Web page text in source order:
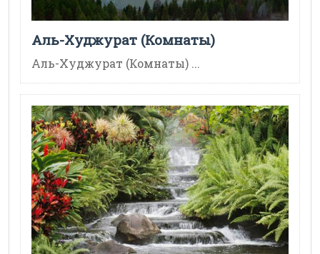
Аль-Худжурат (Комнаты)
Аль-Худжурат (Комнаты) ...